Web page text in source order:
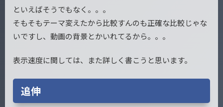
といえばそうでもなく。。。
そもそもテーマ変えたから比較すんのも正確な比較じゃな
いですし、動画の背景とかいれてるから。。。
表示速度に関しては、また詳しく書こうと思います。
追伸